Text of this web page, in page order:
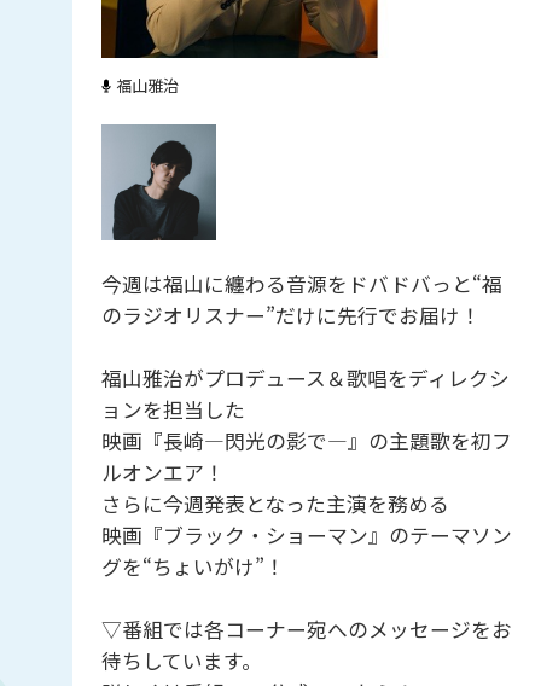
福山雅治
今週は福山に纏わる音源をドバドバっと“福
のラジオリスナー”だけに先行でお届け！
福山雅治がプロデュース＆歌唱をディレクシ
ョンを担当した
映画『長崎―閃光の影で―』の主題歌を初フ
ルオンエア！
さらに今週発表となった主演を務める
映画『ブラック・ショーマン』のテーマソン
グを“ちょいがけ”！
▽番組では各コーナー宛へのメッセージをお
待ちしています。